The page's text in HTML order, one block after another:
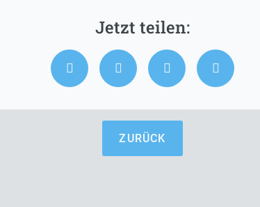
ZURÜCK